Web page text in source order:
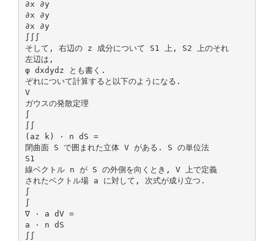
∂x ∂y
∂x ∂y
∂x ∂y
∫∫∫
そして, 右辺の z 成分について S1 上, S2 上のそれ
左辺は,
φ dxdydz とも書く.
ぞれについて計算すると以下のようになる.
V
ガウスの発散定理
∫
∫∫
(az k) · n dS =
閉曲面 S で囲まれた立体 V がある. S の単位法
S1
線ベクトル n が S の外側を向くとき, V 上で定義
されたベクトル場 a に対して, 次式が成り立つ.
∫
∫
∇ · a dV =
a · n dS
∫∫